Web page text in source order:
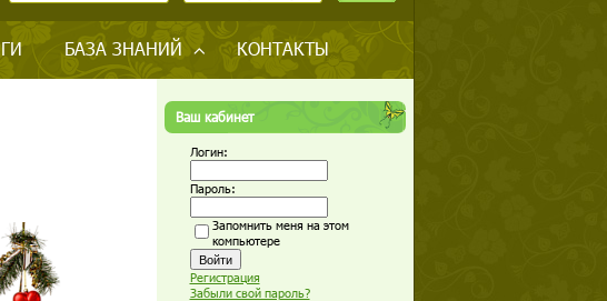
БАЗА ЗНАНИЙ КОНТАКТЫ
Ваш кабинет
Логин:
Пароль:
Запомнить меня на этом
компьютере
Регистрация
Забыли свой пароль?